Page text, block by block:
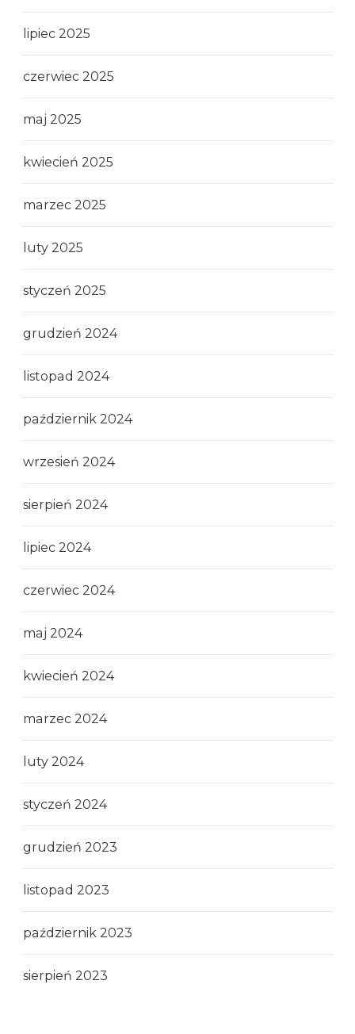
lipiec 2025
czerwiec 2025
maj 2025
kwiecień 2025
marzec 2025
luty 2025
styczeń 2025
grudzień 2024
listopad 2024
październik 2024
wrzesień 2024
sierpień 2024
lipiec 2024
czerwiec 2024
maj 2024
kwiecień 2024
marzec 2024
luty 2024
styczeń 2024
grudzień 2023
listopad 2023
październik 2023
sierpień 2023